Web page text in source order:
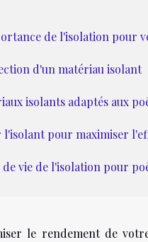
de l'isolation pour
d'un matériau isolant
isolants adaptés aux
pour maximiser
vie de l'isolation pour
le rendement de